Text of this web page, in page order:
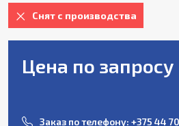
Снят с производства
Цена по запросу
Заказ по телефону: +375 44